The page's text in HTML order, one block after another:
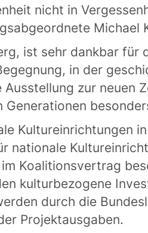
nicht in
Michael
ist sehr dankbar für
in der
zur neuen
Kultureinrichtungen
nationale
Koalitionsvertrag
kulturbezogene
durch die
Projektausgaben.